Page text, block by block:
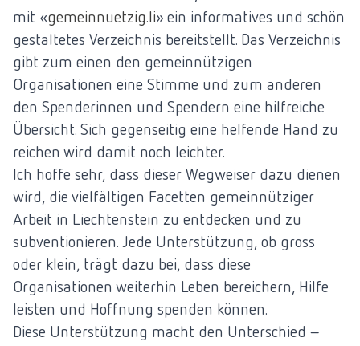
mit «gemeinnuetzig.li» ein informatives und schön
gestaltetes Verzeichnis bereitstellt. Das Verzeichnis
gibt zum einen den gemeinnützigen
Organisationen eine Stimme und zum anderen
den Spenderinnen und Spendern eine hilfreiche
Übersicht. Sich gegenseitig eine helfende Hand zu
reichen wird damit noch leichter.
Ich hoffe sehr, dass dieser Wegweiser dazu dienen
wird, die vielfältigen Facetten gemeinnütziger
Arbeit in Liechtenstein zu entdecken und zu
subventionieren. Jede Unterstützung, ob gross
oder klein, trägt dazu bei, dass diese
Organisationen weiterhin Leben bereichern, Hilfe
leisten und Hoffnung spenden können.
Diese Unterstützung macht den Unterschied –